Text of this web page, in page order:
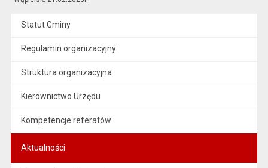
Statut Gminy
Regulamin organizacyjny
Struktura organizacyjna
Kierownictwo Urzędu
Kompetencje referatów
Aktualności